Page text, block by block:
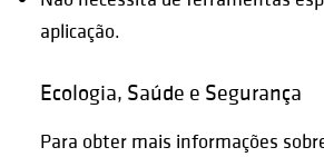
aplicação.
Ecologia, Saúde e Segurança
Para obter mais informações